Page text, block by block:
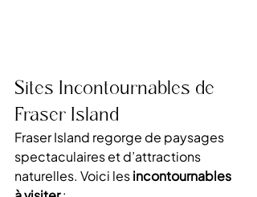
Sites Incontournables de
Fraser Island
Fraser Island regorge de paysages
spectaculaires et d’attractions
naturelles. Voici les incontournables